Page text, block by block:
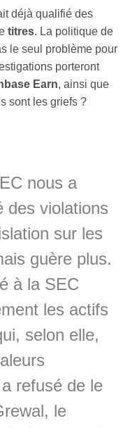
déjà qualifié des
titres. La politique de
le seul problème pour
porteront
Earn, ainsi que
sont les griefs ?
nous a
des violations
sur les
guère plus.
à la SEC
les actifs
selon elle,
refusé de le
le